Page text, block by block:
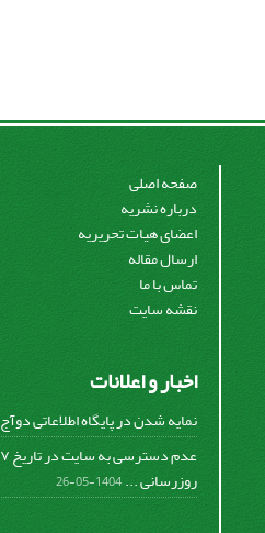
صفحه اصلی
درباره نشریه
اعضای هیات تحریریه
ارسال مقاله
تماس با ما
نقشه سایت
اخبار و اعلانات
نمایه شدن در پایگاه اطلاعاتی دوآج
روزرسانی ...1404-05-26